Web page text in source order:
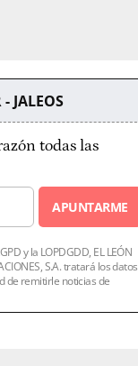
- JALEOS
todas las
APUNTARME
y la LOPDGDD, EL LEÓN
S.A. tratará los datos
de remitirle noticias de